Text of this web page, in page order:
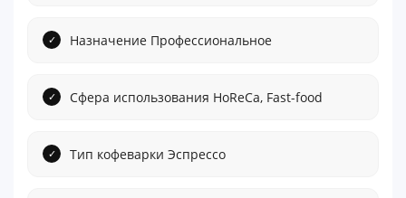
Назначение Профессиональное
Сфера использования HoReCa, Fast-food
Тип кофеварки Эспрессо